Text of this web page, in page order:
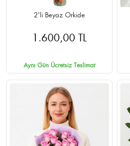
2'li Beyaz Orkide
1.600,00 TL
Aynı Gün Ücretsiz Teslimat